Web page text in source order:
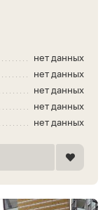
нет данных
нет данных
нет данных
нет данных
нет данных